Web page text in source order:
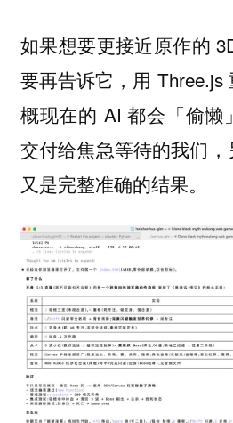
如果想要更接近原作的
要再告诉它，用 Three.js
概现在的 AI 都会「偷懒
交付给焦急等待的我们
又是完整准确的结果。